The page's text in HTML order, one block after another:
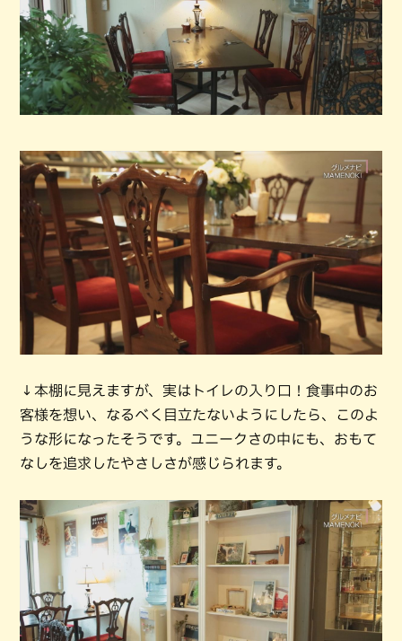
↓本棚に見えますが、実はトイレの入り口！食事中のお
客様を想い、なるべく目立たないようにしたら、このよ
うな形になったそうです。ユニークさの中にも、おもて
なしを追求したやさしさが感じられます。